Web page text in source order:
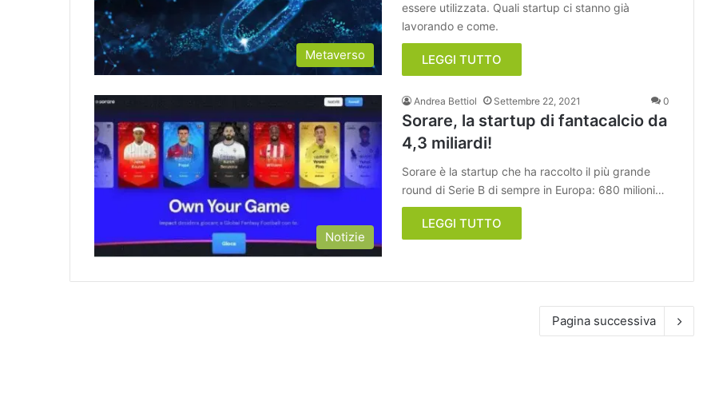
Metaverso
essere utilizzata. Quali startup ci stanno già
lavorando e come.
LEGGI TUTTO
Notizie
Andrea Bettiol Settembre 22, 2021 0
Sorare, la startup di fantacalcio da
4,3 miliardi!
Sorare è la startup che ha raccolto il più grande
round di Serie B di sempre in Europa: 680 milioni…
LEGGI TUTTO
Pagina successiva